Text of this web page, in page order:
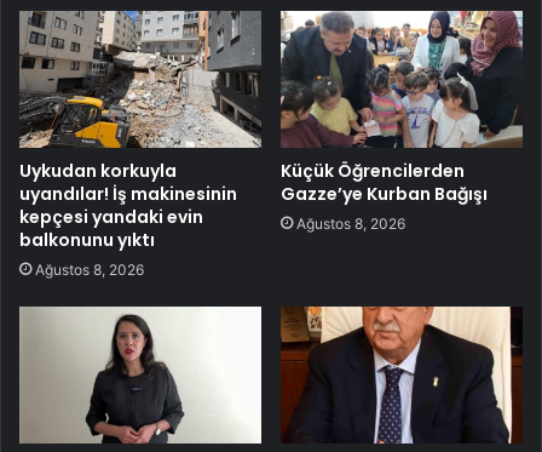
Uykudan korkuyla
uyandılar! İş makinesinin
kepçesi yandaki evin
balkonunu yıktı
Ağustos 8, 2026
Küçük Öğrencilerden
Gazze’ye Kurban Bağışı
Ağustos 8, 2026